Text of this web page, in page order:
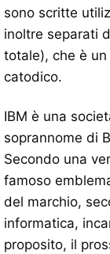
sono scritte
inoltre separati
totale), che è
catodico.
IBM è una
soprannome di
Secondo una
famoso
del marchio,
informatica,
proposito, il